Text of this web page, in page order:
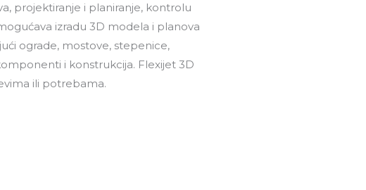
projektiranje i planiranje, kontrolu
izradu 3D modela i planova
ograde, mostove, stepenice,
i konstrukcija. Flexijet 3D
ili potrebama.